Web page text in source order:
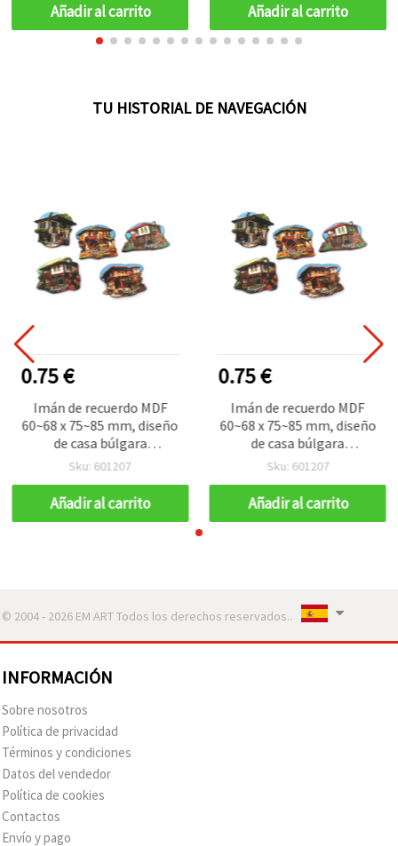
Añadir al carrito Añadir al carrito
TU HISTORIAL DE NAVEGACIÓN
0.75 €
Imán de recuerdo MDF
60~68 x 75~85 mm, diseño
de casa búlgara
tradicional / MIXTO
Sku: 601207
Añadir al carrito
0.75 €
Imán de recuerdo MDF
60~68 x 75~85 mm, diseño
de casa búlgara
tradicional / MIXTO
Sku: 601207
Añadir al carrito
© 2004 - 2026 EM ART Todos los derechos reservados..
INFORMACIÓN
Sobre nosotros
Política de privacidad
Términos y condiciones
Datos del vendedor
Política de cookies
Contactos
Envío y pago